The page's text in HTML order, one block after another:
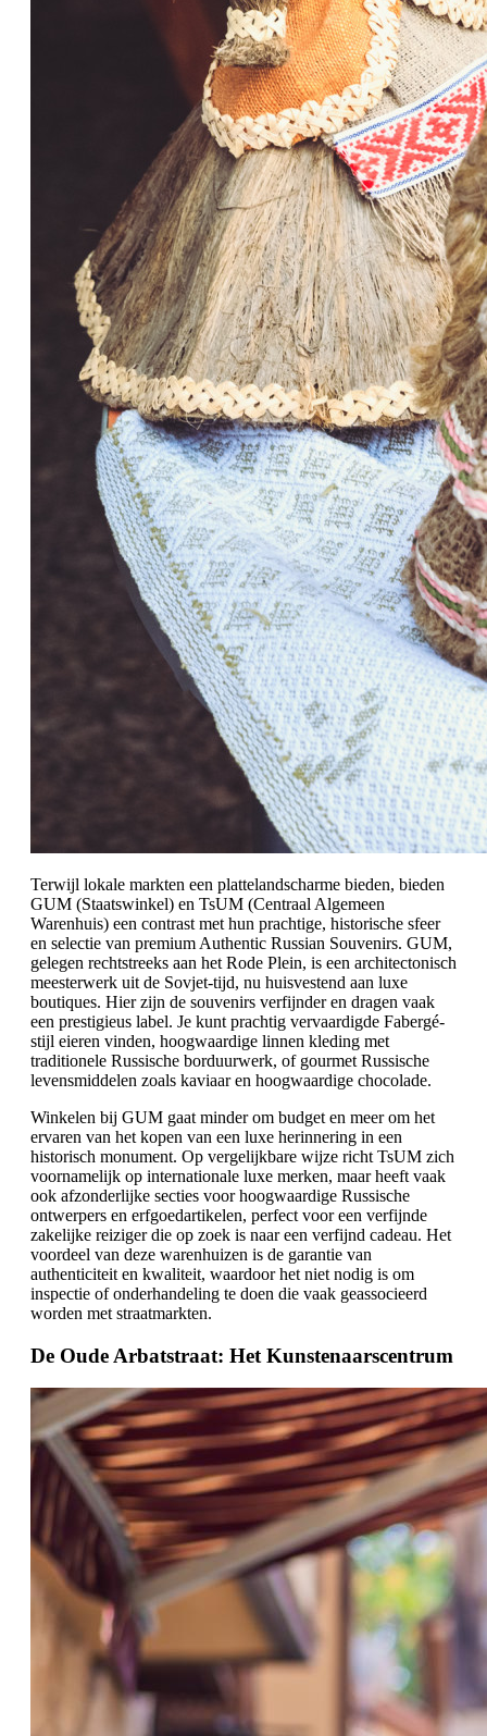
Terwijl lokale markten een plattelandscharme bieden, bieden
GUM (Staatswinkel) en TsUM (Centraal Algemeen
Warenhuis) een contrast met hun prachtige, historische sfeer
en selectie van premium Authentic Russian Souvenirs. GUM,
gelegen rechtstreeks aan het Rode Plein, is een architectonisch
meesterwerk uit de Sovjet-tijd, nu huisvestend aan luxe
boutiques. Hier zijn de souvenirs verfijnder en dragen vaak
een prestigieus label. Je kunt prachtig vervaardigde Fabergé-
stijl eieren vinden, hoogwaardige linnen kleding met
traditionele Russische borduurwerk, of gourmet Russische
levensmiddelen zoals kaviaar en hoogwaardige chocolade.
Winkelen bij GUM gaat minder om budget en meer om het
ervaren van het kopen van een luxe herinnering in een
historisch monument. Op vergelijkbare wijze richt TsUM zich
voornamelijk op internationale luxe merken, maar heeft vaak
ook afzonderlijke secties voor hoogwaardige Russische
ontwerpers en erfgoedartikelen, perfect voor een verfijnde
zakelijke reiziger die op zoek is naar een verfijnd cadeau. Het
voordeel van deze warenhuizen is de garantie van
authenticiteit en kwaliteit, waardoor het niet nodig is om
inspectie of onderhandeling te doen die vaak geassocieerd
worden met straatmarkten.
De Oude Arbatstraat: Het Kunstenaarscentrum